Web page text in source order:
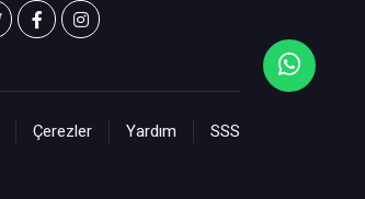
Çerezler Yardım SSS